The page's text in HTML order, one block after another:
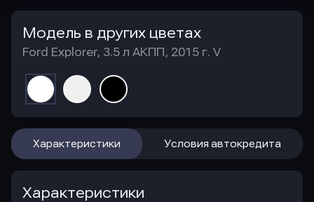
Модель в других цветах
Ford Explorer, 3.5 л АКПП, 2015 г. V
Характеристики Условия автокредита
Характеристики